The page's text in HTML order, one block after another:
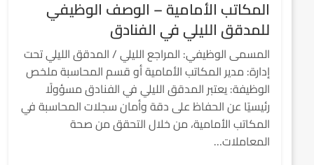
المكاتب الأمامية – الوصف الوظيفي
للمدقق الليلي في الفنادق
المسمى الوظيفي: المراجع الليلي / المدقق الليلي تحت
إدارة: مدير المكاتب الأمامية أو قسم المحاسبة ملخص
الوظيفة: يعتبر المدقق الليلي في الفنادق مسؤولًا
رئيسيًا عن الحفاظ على دقة وأمان سجلات المحاسبة في
المكاتب الأمامية، من خلال التحقق من صحة
المعاملات…